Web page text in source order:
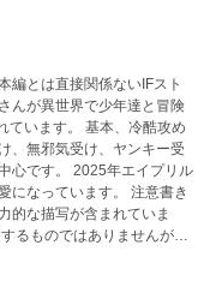
編とは直接関係ないIFスト
んが異世界で少年達と冒険
ています。 基本、冷酷攻め
、無邪気受け、ヤンキー受
心です。 2025年エイプリル
ています。 注意書き
的な描写が含まれていま
るものではありませんが、
不安を感じる方は、ご自身